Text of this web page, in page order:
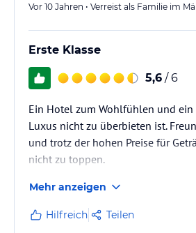
Vor 10 Jahren • Verreist als Familie im
Erste Klasse
5,6 / 6
Ein Hotel zum Wohlfühlen und ein
Luxus nicht zu überbieten ist.
und trotz der hohen Preise für
nicht zu toppen.
Mehr anzeigen
Hilfreich Teilen